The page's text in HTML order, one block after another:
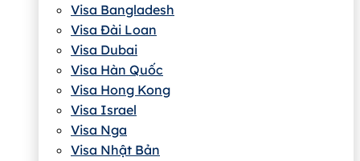
Visa Bangladesh
Visa Đài Loan
Visa Dubai
Visa Hàn Quốc
Visa Hong Kong
Visa Israel
Visa Nga
Visa Nhật Bản